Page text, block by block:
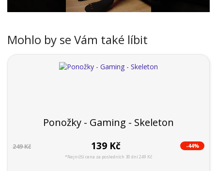
Mohlo by se Vám také líbit
Ponožky - Gaming - Skeleton
249 Kč 139 Kč -44%
*Nejnižší cena za posledních 30 dní 249 Kč